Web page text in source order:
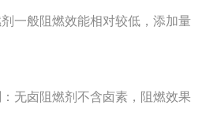
一般阻燃效能相对较低，添加量
无卤阻燃剂不含卤素，阻燃效果